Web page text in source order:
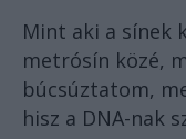
Mint aki a sínek
metrósín közé,
búcsúztatom,
hisz a DNA-nak